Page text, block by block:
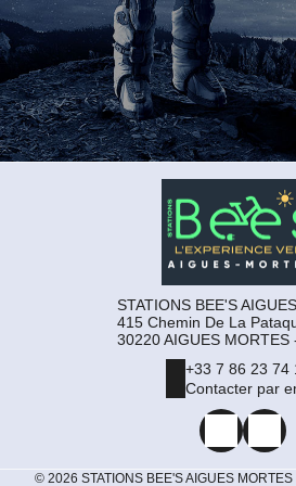
STATIONS BEE'S
415 Chemin De La
30220 AIGUES MORTES
+33 7 86 23 74
Contacter par
© 2026 STATIONS BEE'S AIGUES MORTES